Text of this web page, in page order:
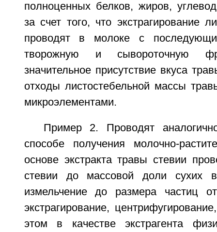
полноценных белков, жиров,
за счет того, что экстрагирование
проводят в молоке с
творожную и сывороточную
значительное присутствие вкуса
отходы листостебельной массы
микроэлементами.
Пример 2. Проводят
способе получения молочно-
основе экстракта травы стевии
стевии до массовой доли сухих
измельчение до размера частиц
экстрагирование,
этом в качестве экстрагента